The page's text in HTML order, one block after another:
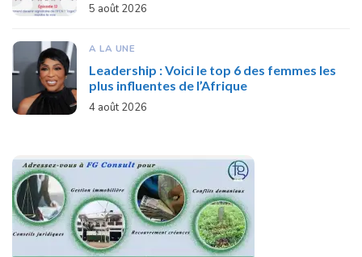
5 août 2026
A LA UNE
Leadership : Voici le top 6 des femmes les
plus influentes de l’Afrique
4 août 2026